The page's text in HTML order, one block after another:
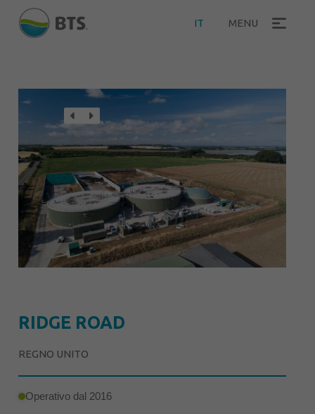
IT MENU
RIDGE ROAD
REGNO UNITO
Operativo dal 2016